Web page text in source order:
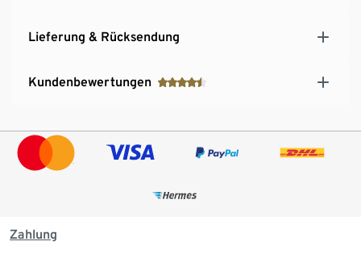
Lieferung & Rücksendung
Kundenbewertungen
Zahlung